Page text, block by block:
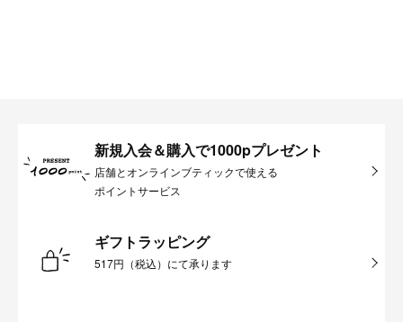
新規入会＆購入で1000pプレゼント
店舗とオンラインブティックで使える
ポイントサービス
ギフトラッピング
517円（税込）にて承ります